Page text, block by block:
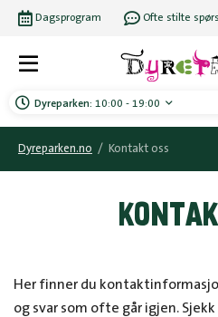
Dyreparken: 10:00 - 19:00
Dagsprogram Ofte stilte
Dyreparken.no / Kontakt oss
Her finner du
og svar som ofte går igjen.